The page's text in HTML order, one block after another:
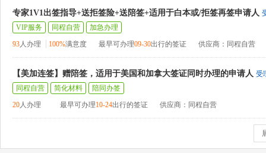
专家1V1出签指导+送拒签险+送陪签+适用于白本或/拒签再签申请人
VIP服务
同程自营
加急办理
93人办理 100%满意度 最早可办理09-30出行的签证 供应商：同程自营
【美加连签】赠陪签，适用于美国和加拿大签证同时办理的申请人 受
同程自营
简化材料
陪同办签
20人办理 最早可办理10-24出行的签证 供应商：同程自营